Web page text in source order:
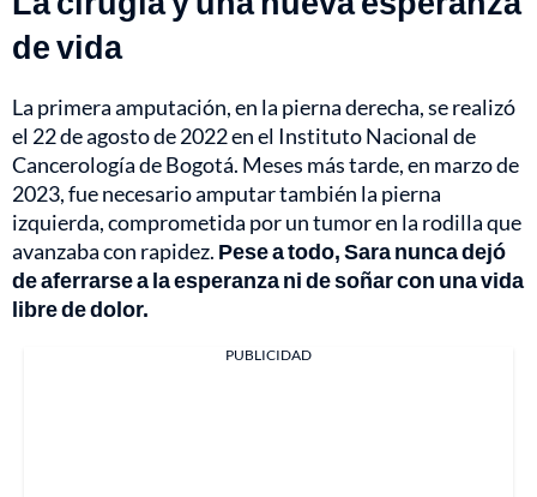
de vida
La primera amputación, en la pierna derecha, se realizó
el 22 de agosto de 2022 en el Instituto Nacional de
Cancerología de Bogotá. Meses más tarde, en marzo de
2023, fue necesario amputar también la pierna
izquierda, comprometida por un tumor en la rodilla que
avanzaba con rapidez. Pese a todo, Sara nunca dejó
de aferrarse a la esperanza ni de soñar con una vida
libre de dolor.
PUBLICIDAD